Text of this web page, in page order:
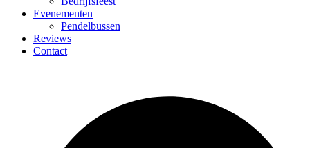
Evenementen
Pendelbussen
Reviews
Contact